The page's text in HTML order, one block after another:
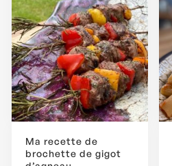
Ma recette de
brochette de gigot